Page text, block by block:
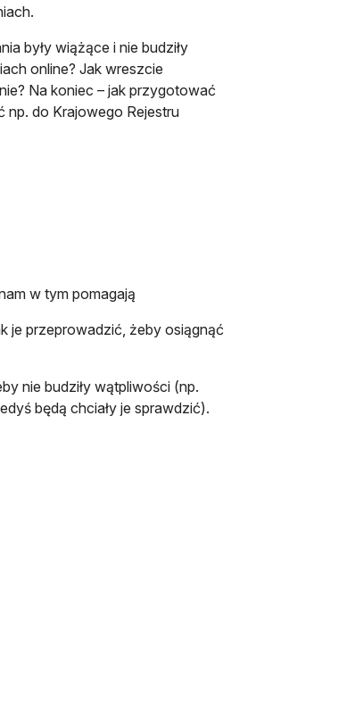
były wiążące i nie budziły
online? Jak wreszcie
Na koniec – jak przygotować
np. do Krajowego Rejestru
w tym pomagają
je przeprowadzić, żeby osiągnąć
nie budziły wątpliwości (np.
będą chciały je sprawdzić).
karcie